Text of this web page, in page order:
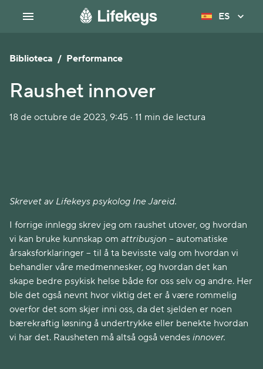
ES
Biblioteca / Performance
Raushet innover
18 de octubre de 2023, 9:45 · 11 min de lectura
Skrevet av Lifekeys psykolog Ine Jareid.
I forrige innlegg skrev jeg om raushet utover, og hvordan
vi kan bruke kunnskap om attribusjon – automatiske
årsaksforklaringer – til å ta bevisste valg om hvordan vi
behandler våre medmennesker, og hvordan det kan
skape bedre psykisk helse både for oss selv og andre. Her
ble det også nevnt hvor viktig det er å være rommelig
overfor det som skjer inni oss, da det sjelden er noen
bærekraftig løsning å undertrykke eller benekte hvordan
vi har det. Rausheten må altså også vendes innover.